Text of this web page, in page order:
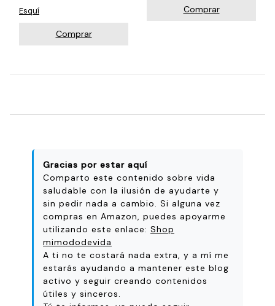
Esquí
Comprar
Comprar
Gracias por estar aquí
Comparto este contenido sobre vida
saludable con la ilusión de ayudarte y
sin pedir nada a cambio. Si alguna vez
compras en Amazon, puedes apoyarme
utilizando este enlace: Shop
mimododevida
A ti no te costará nada extra, y a mí me
estarás ayudando a mantener este blog
activo y seguir creando contenidos
útiles y sinceros.